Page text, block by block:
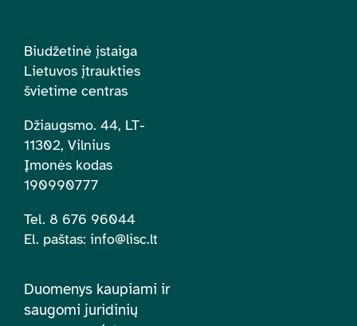
Biudžetinė įstaiga
Lietuvos įtraukties
švietime centras
Džiaugsmo. 44, LT-
11302, Vilnius
Įmonės kodas
190990777
Tel. 8 676 96044
El. paštas: info@lisc.lt
Duomenys kaupiami ir
saugomi juridinių